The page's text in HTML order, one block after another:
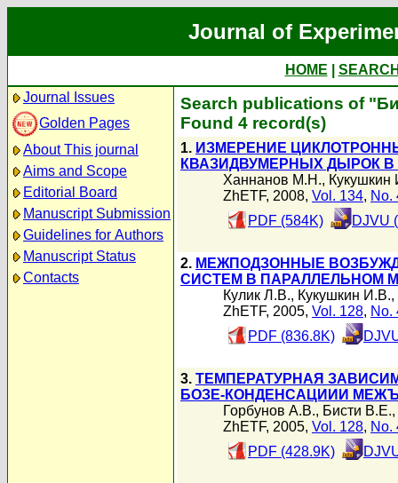
Journal of
HOME
Journal Issues
Golden Pages
About This journal
Aims and Scope
Editorial Board
Manuscript Submission
Guidelines for Authors
Manuscript Status
Contacts
Search publications of
Found 4 record(s)
1. ИЗМЕРЕНИЕ
КВАЗИДВУМЕРНЫХ ДЫРОК В
Ханнанов М.Н., Кукушкин
ZhETF, 2008, Vol. 134, No.
PDF (584K)
DJVU
2. МЕЖПОДЗОННЫЕ
СИСТЕМ В ПАРАЛЛЕЛЬНОМ
Кулик Л.В., Кукушкин И.В.,
ZhETF, 2005, Vol. 128, No.
PDF (836.8K)
3. ТЕМПЕРАТУРНАЯ
БОЗЕ-КОНДЕНСАЦИИИ
Горбунов А.В., Бисти В.Е.,
ZhETF, 2005, Vol. 128, No.
PDF (428.9K)